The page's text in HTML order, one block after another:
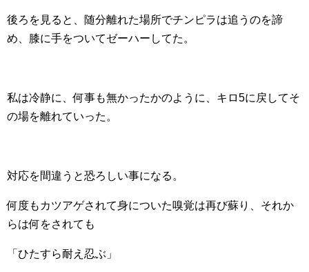
後ろを見ると、随分離れた場所でチンピラは追うのを諦
め、膝に手をついてゼーハーしてた。
私は冷静に、何事も無かったかのように、キロ5に戻してそ
の場を離れていった。
対応を間違うと恐ろしい事になる。
何度もカツアゲされて身についた嗅覚は再び蘇り、それか
らは何をされても
「ひたすら耐え忍ぶ」